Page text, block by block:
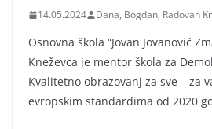
14.05.2024 Dana, Bogdan, Radovan
Osnovna škola “Jovan Jovanović
Kneževca je mentor škola za
Kvalitetno obrazovanj za sve – za
evropskim standardima od 2020